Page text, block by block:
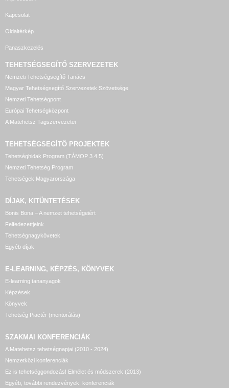
Kapcsolat
Oldaltérkép
Panaszkezelés
TEHETSÉGSEGÍTŐ SZERVEZETEK
Nemzeti Tehetségsegítő Tanács
Magyar Tehetségsegítő Szervezetek Szövetsége
Nemzeti Tehetségpont
Európai Tehetségközpont
A Matehetsz Tagszervezetei
TEHETSÉGSEGÍTŐ PROJEKTEK
Tehetséghidak Program (TÁMOP 3.4.5)
Nemzeti Tehetség Program
Tehetségek Magyarországa
DÍJAK, KITÜNTETÉSEK
Bonis Bona – A nemzet tehetségeiért
Felfedezettjeink
Tehetségnagykövetek
Egyéb díjak
E-LEARNING, KÉPZÉS, KÖNYVEK
E-learning tananyagok
Képzések
Könyvek
Tehetség Piactér (mentorálás)
SZAKMAI KONFERENCIÁK
A Matehetsz tehetségnapjai (2010 - 2024)
Nemzetközi konferenciák
Ez is tehetséggondozás! Elmélet és módszerek (2013)
Egyéb, további rendezvények, konferenciák